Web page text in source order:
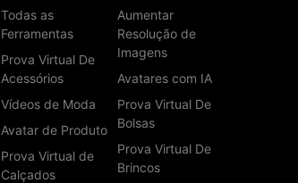
Todas as
Ferramentas
Prova Virtual De
Acessórios
Vídeos de Moda
Avatar de Produto
Prova Virtual de
Calçados
Aumentar
Resolução de
Imagens
Avatares com IA
Prova Virtual De
Bolsas
Prova Virtual De
Brincos